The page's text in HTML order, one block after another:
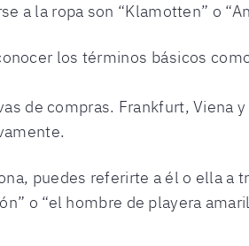
a la ropa son “Klamotten” o
los términos básicos
de compras. Frankfurt, Viena
puedes referirte a él o ella a
o “el hombre de playera